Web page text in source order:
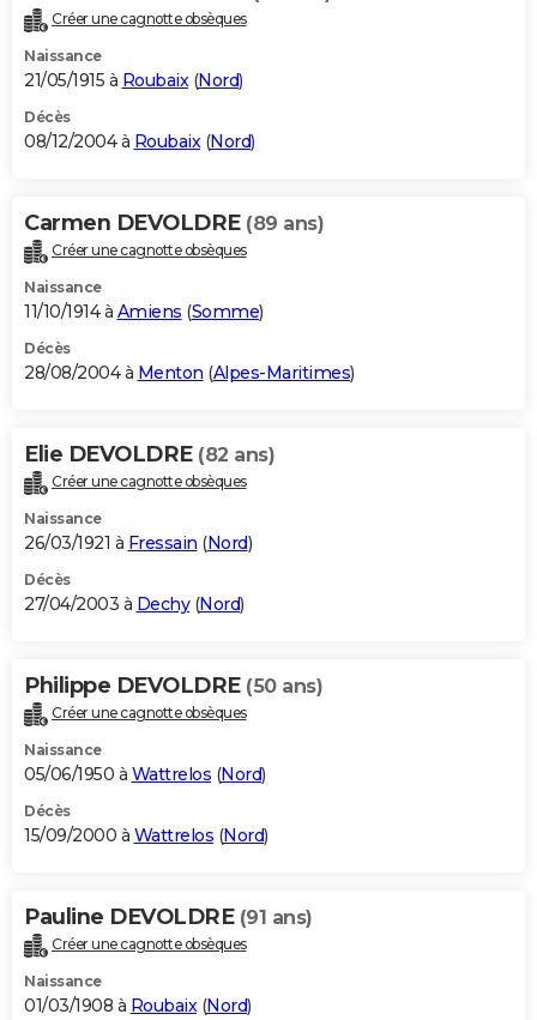
Créer une cagnotte obsèques
Naissance
21/05/1915 à Roubaix(Nord)
Décès
08/12/2004 à Roubaix(Nord)
Carmen DEVOLDRE (89 ans)
Créer une cagnotte obsèques
Naissance
11/10/1914 à Amiens (Somme)
Décès
28/08/2004 à Menton (Alpes-Maritimes)
Elie DEVOLDRE (82 ans)
Créer une cagnotte obsèques
Naissance
26/03/1921 à Fressain (Nord)
Décès
27/04/2003 à Dechy(Nord)
Philippe DEVOLDRE (50 ans)
Créer une cagnotte obsèques
Naissance
05/06/1950 à Wattrelos (Nord)
Décès
15/09/2000 à Wattrelos (Nord)
Pauline DEVOLDRE (91 ans)
Créer une cagnotte obsèques
Naissance
01/03/1908 à Roubaix(Nord)